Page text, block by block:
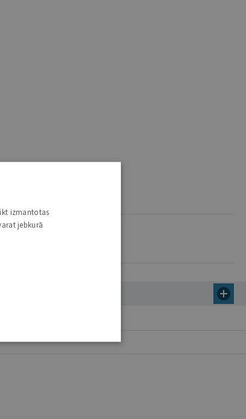
izmantotas
jebkurā